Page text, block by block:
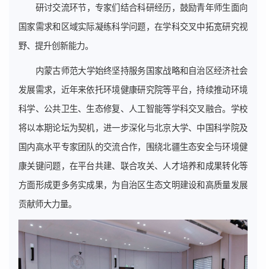
研讨交流环节，专家们结合科研经历，鼓励青年师生面向
国家需求和区域实际凝练科学问题，在学科交叉中拓宽研究视
野、提升创新能力。
内蒙古师范大学始终坚持服务国家战略和自治区经济社会
发展需求，近年来依托环境健康研究院等平台，持续推动环境
科学、公共卫生、生态修复、人工智能等学科交叉融合。学校
将以本期论坛为契机，进一步深化与北京大学、中国科学院及
国内高水平专家团队的交流合作，围绕北疆生态安全与环境健
康关键问题，在平台共建、联合攻关、人才培养和成果转化等
方面形成更多务实成果，为自治区生态文明建设和高质量发展
贡献师大力量。